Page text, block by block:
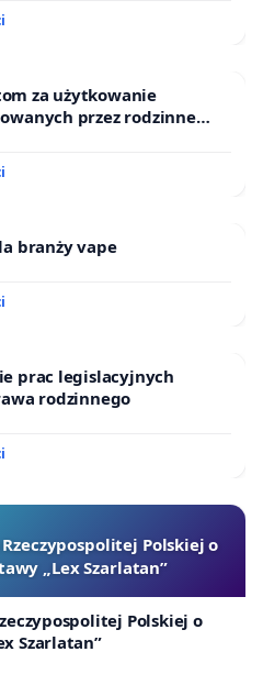
za użytkowanie
przez rodzinne
branży vape
prac legislacyjnych
rodzinnego
Polskiej o
„Lex Szarlatan”
Polskiej o
Szarlatan”